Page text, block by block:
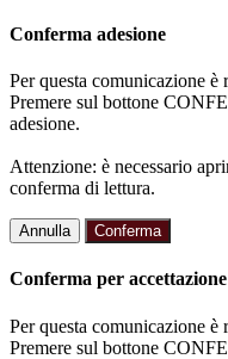
Conferma adesione
Per questa comunicazione è
Premere sul bottone
adesione.
Attenzione: è necessario
conferma di lettura.
Annulla Conferma
Conferma per accettazione
Per questa comunicazione è
Premere sul bottone